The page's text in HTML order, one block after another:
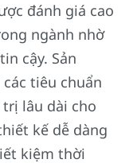
đánh giá cao
ngành nhờ
cậy. Sản
tiêu chuẩn
lâu dài cho
kế dễ dàng
kiệm thời